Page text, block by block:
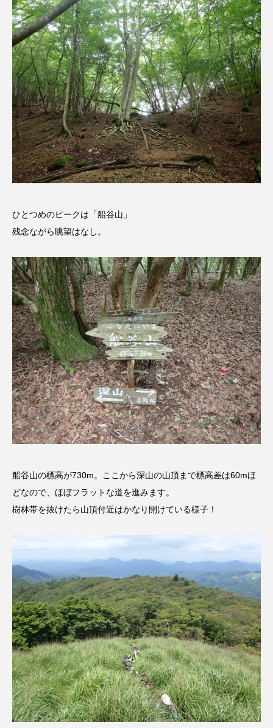
ちめいど雄介のお砂糖ミルクはどうされますか
つつじが丘小学校 つながりCafe‐Nanana no Moe
つなごーごー てっぺんの向こうにあなたがいる
とくとくトーク とっておきシネマ
なきごえバス にげてさがして のん
はたらくおやさい バナナもいるよ！ ばらぐみ
ぱかっ ひとつの机、ふたつの制服
ひろかわさえこ ぴぽん
ぶらりまち歩き まこみちの爆笑肉トーク！
ままとこひろば みなとっちラジオ！
みるくっくキッズクラブ逆瀬川 みるくっ子通信
みるくのえほん みるく・ひまわり園
もたいまさこ もっと知りたい認知症のこと
もんがきとしこの知りたい、聞きたい、伝えたい
やよい幼稚園 ゆたかな第三の人生のススメ
ゆりのき台中学校 ゆりのき台小学校
わたしらしく心豊かに過ごすためのふくし情報！
わらべうたベビーマッサージ
アカデミックコモンズ アクトスクエア
アナ・レナス
アニバーサリースクラップブッキング
アニメーション映画 アプレンティス
アメリカ アメリカ・イギリス製作
アメリカ映画 アメリカ製作
ひとつめのピークは「船谷山」
残念ながら眺望はなし。
船谷山の標高が730m。ここから深山の山頂まで標高差は60mほ
どなので、ほぼフラットな道を進みます。
樹林帯を抜けたら山頂付近はかなり開けている様子！